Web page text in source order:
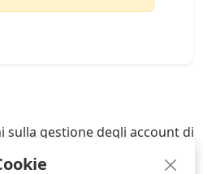
gestione degli account di